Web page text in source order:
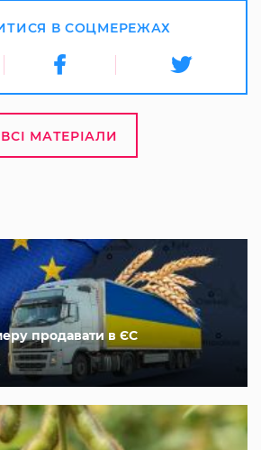
В СОЦМЕРЕЖАХ
ВСІ МАТЕРІАЛИ
продавати в ЄС